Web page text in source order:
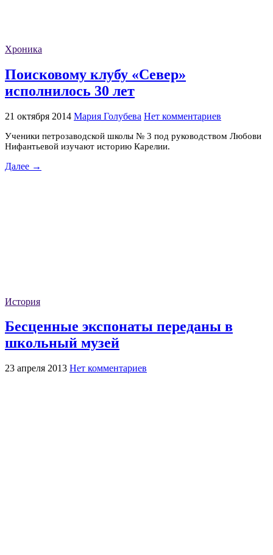
Хроника
Поисковому клубу «Север»
исполнилось 30 лет
21 октября 2014 Мария Голубева Нет комментариев
Ученики петрозаводской школы № 3 под руководством Любови
Нифантьевой изучают историю Карелии.
Далее →
История
Бесценные экспонаты переданы в
школьный музей
23 апреля 2013 Нет комментариев